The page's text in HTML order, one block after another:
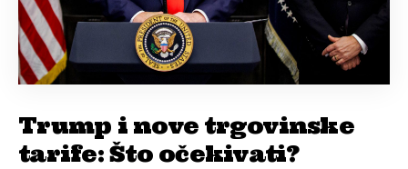
Trump i nove trgovinske
tarife: Što očekivati?